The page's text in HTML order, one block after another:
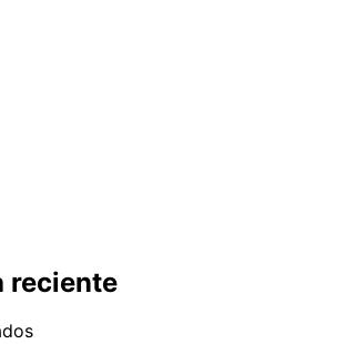
reciente